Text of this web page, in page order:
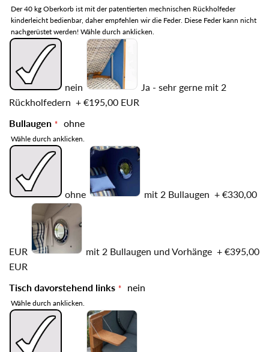
Der 40 kg Oberkorb ist mit der patentierten mechnischen Rückholfeder
kinderleicht bedienbar, daher empfehlen wir die Feder. Diese Feder kann nicht
nachgerüstet werden! Wähle durch anklicken.
nein
Ja - sehr gerne mit 2
Rückholfedern + €195,00 EUR
Bullaugen
ohne
Wähle durch anklicken.
ohne mit 2 Bullaugen + €330,00
EUR mit 2 Bullaugen und Vorhänge + €395,00
EUR
Tisch davorstehend links
nein
Wähle durch anklicken.